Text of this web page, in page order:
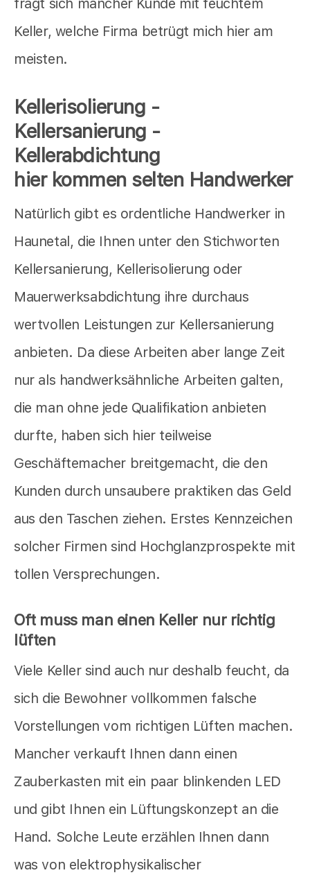
fragt sich mancher Kunde mit feuchtem
Keller, welche Firma betrügt mich hier am
meisten.
Kellerisolierung -
Kellersanierung -
Kellerabdichtung
hier kommen selten Handwerker
Natürlich gibt es ordentliche Handwerker in
Haunetal, die Ihnen unter den Stichworten
Kellersanierung, Kellerisolierung oder
Mauerwerksabdichtung ihre durchaus
wertvollen Leistungen zur Kellersanierung
anbieten. Da diese Arbeiten aber lange Zeit
nur als handwerksähnliche Arbeiten galten,
die man ohne jede Qualifikation anbieten
durfte, haben sich hier teilweise
Geschäftemacher breitgemacht, die den
Kunden durch unsaubere praktiken das Geld
aus den Taschen ziehen. Erstes Kennzeichen
solcher Firmen sind Hochglanzprospekte mit
tollen Versprechungen.
Oft muss man einen Keller nur richtig
lüften
Viele Keller sind auch nur deshalb feucht, da
sich die Bewohner vollkommen falsche
Vorstellungen vom richtigen Lüften machen.
Mancher verkauft Ihnen dann einen
Zauberkasten mit ein paar blinkenden LED
und gibt Ihnen ein Lüftungskonzept an die
Hand. Solche Leute erzählen Ihnen dann
was von elektrophysikalischer